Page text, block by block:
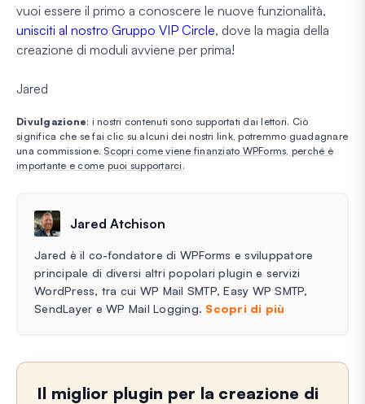
vuoi essere il primo a conoscere le nuove funzionalità,
unisciti al nostro Gruppo VIP Circle, dove la magia della
creazione di moduli avviene per prima!
Jared
Divulgazione: i nostri contenuti sono supportati dai lettori. Ciò
significa che se fai clic su alcuni dei nostri link, potremmo guadagnare
una commissione.Scopri come viene finanziato WPForms, perché è
importante e come puoi supportarci .
Jared Atchison
Jared è il co-fondatore di WPForms e sviluppatore
principale di diversi altri popolari plugin e servizi
WordPress, tra cui WP Mail SMTP, Easy WP SMTP,
SendLayer e WP Mail Logging. Scopri di più
Il miglior plugin per la creazione di